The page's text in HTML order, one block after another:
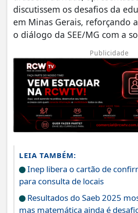
discutissem os desafios da
em Minas Gerais, reforçando
o diálogo da SEE/MG com a
Publicidade
LEIA TAMBÉM:
Inep libera o cartão de
para consulta de locais
Resultados do Saeb 2025
mas matemática ainda é